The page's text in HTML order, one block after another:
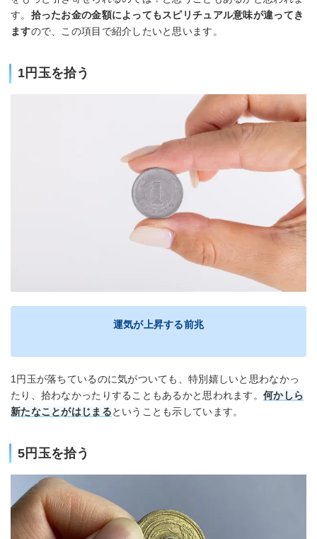
す。 拾ったお金の金額によってもスピリチュアル意味が違ってき
ますので、この項目で紹介したいと思います。
1円玉を拾う
運気が上昇する前兆
1円玉が落ちているのに気がついても、特別嬉しいと思わなかっ
たり、拾わなかったりすることもあるかと思われます。 何かしら
新たなことがはじまるということも示しています。
5円玉を拾う